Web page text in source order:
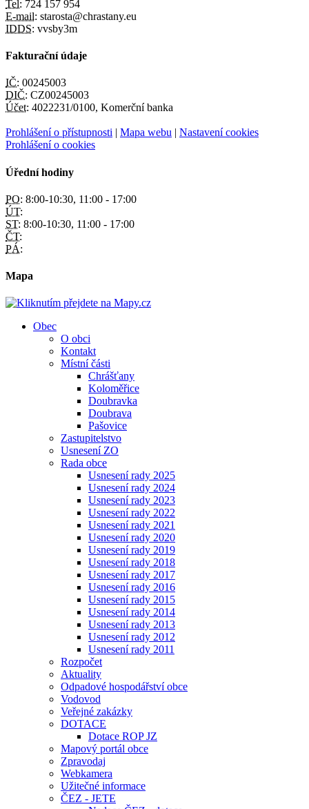
Tel: 724 157 954
E-mail: starosta@chrastany.eu
IDDS: vvsby3m
Fakturační údaje
IČ: 00245003
DIČ: CZ00245003
Účet: 4022231/0100, Komerční banka
Prohlášení o přístupnosti | Mapa webu | Nastavení cookies
Prohlášení o cookies
Úřední hodiny
PO: 8:00-10:30, 11:00 - 17:00
ÚT:
ST: 8:00-10:30, 11:00 - 17:00
ČT:
PÁ:
Mapa
Obec
O obci
Kontakt
Místní části
Chrášťany
Koloměřice
Doubravka
Doubrava
Pašovice
Zastupitelstvo
Usnesení ZO
Rada obce
Usnesení rady 2025
Usnesení rady 2024
Usnesení rady 2023
Usnesení rady 2022
Usnesení rady 2021
Usnesení rady 2020
Usnesení rady 2019
Usnesení rady 2018
Usnesení rady 2017
Usnesení rady 2016
Usnesení rady 2015
Usnesení rady 2014
Usnesení rady 2013
Usnesení rady 2012
Usnesení rady 2011
Rozpočet
Aktuality
Odpadové hospodářství obce
Vodovod
Veřejné zakázky
DOTACE
Dotace ROP JZ
Mapový portál obce
Zpravodaj
Webkamera
Užitečné informace
ČEZ - JETE